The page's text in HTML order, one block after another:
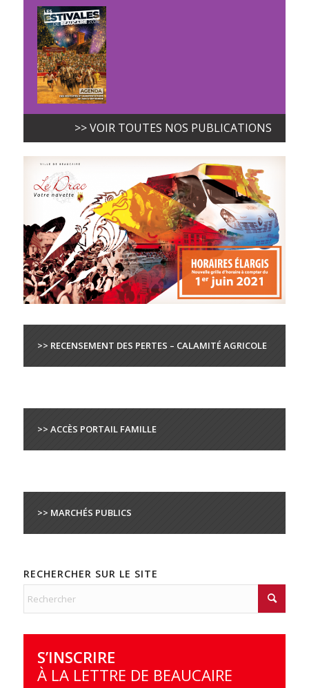
>> VOIR TOUTES NOS PUBLICATIONS
>> RECENSEMENT DES PERTES – CALAMITÉ AGRICOLE
>> ACCÈS PORTAIL FAMILLE
>> MARCHÉS PUBLICS
RECHERCHER SUR LE SITE
S’INSCRIRE
À LA LETTRE DE BEAUCAIRE